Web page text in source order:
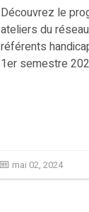
Découvrez le
ateliers du
référents
1er semestre
mai 02, 2024